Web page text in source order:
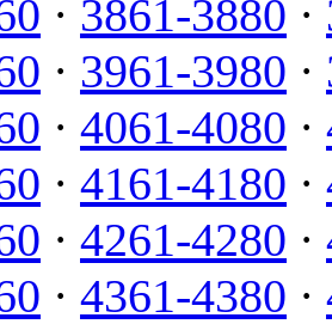
· 3861-3880 ·
· 3961-3980 ·
· 4061-4080 ·
· 4161-4180 ·
· 4261-4280 ·
· 4361-4380 ·